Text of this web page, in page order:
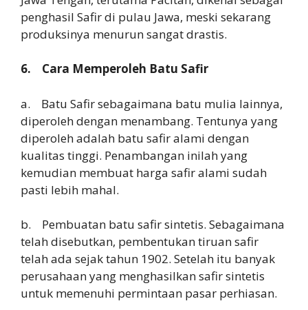
penghasil Safir di pulau Jawa, meski sekarang
produksinya menurun sangat drastis.
6. Cara Memperoleh Batu Safir
a. Batu Safir sebagaimana batu mulia lainnya,
diperoleh dengan menambang. Tentunya yang
diperoleh adalah batu safir alami dengan
kualitas tinggi. Penambangan inilah yang
kemudian membuat harga safir alami sudah
pasti lebih mahal.
b. Pembuatan batu safir sintetis. Sebagaimana
telah disebutkan, pembentukan tiruan safir
telah ada sejak tahun 1902. Setelah itu banyak
perusahaan yang menghasilkan safir sintetis
untuk memenuhi permintaan pasar perhiasan.